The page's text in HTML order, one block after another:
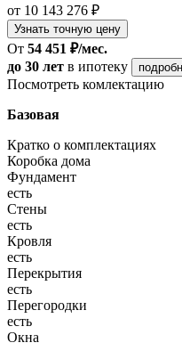
от 10 143 276 ₽
Узнать точную цену
От 54 451 ₽/мес.
до 30 лет в ипотеку
Посмотреть комлектацию
Базовая
Кратко о комплектациях
Коробка дома
Фундамент
есть
Стены
есть
Кровля
есть
Перекрытия
есть
Перегородки
есть
Окна